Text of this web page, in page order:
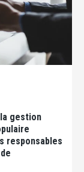
gestion
responsables